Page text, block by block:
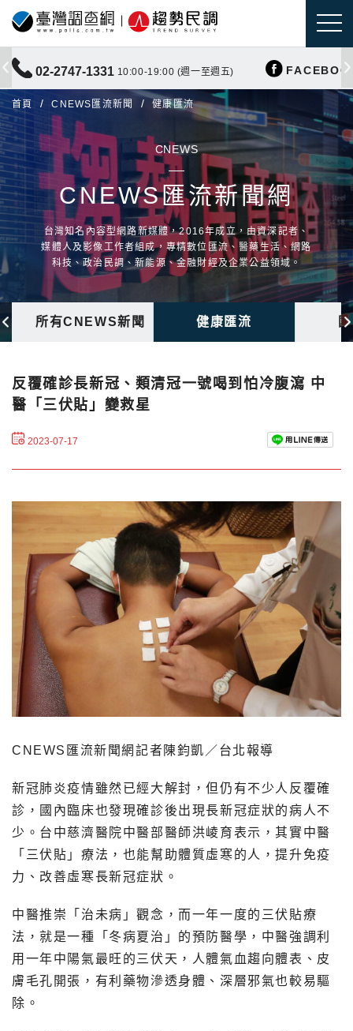
02-2747-1331 10:00-19:00 (週一至週五)
首頁 CNEWS匯流新聞 健康匯流
CNEWS
CNEWS匯流新聞網
台灣知名內容型網路新媒體，2016年成立，由資深記者、
媒體人及影像工作者組成，專精數位匯流、醫藥生活、網路
科技、政治民調、新能源、金融財經及企業公益領域。
所有CNEWS新聞 健康匯流
反覆確診長新冠、類清冠一號喝到怕冷腹瀉 中
醫「三伏貼」變救星
2023-07-17
CNEWS匯流新聞網記者陳鈞凱／台北報導
新冠肺炎疫情雖然已經大解封，但仍有不少人反覆確
診，國內臨床也發現確診後出現長新冠症狀的病人不
少。台中慈濟醫院中醫部醫師洪崚育表示，其實中醫
「三伏貼」療法，也能幫助體質虛寒的人，提升免疫
力、改善虛寒長新冠症狀。
中醫推崇「治未病」觀念，而一年一度的三伏貼療
法，就是一種「冬病夏治」的預防醫學，中醫強調利
用一年中陽氣最旺的三伏天，人體氣血趨向體表、皮
膚毛孔開張，有利藥物滲透身體、深層邪氣也較易驅
除。